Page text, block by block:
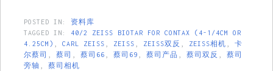
POSTED IN: 资料库
TAGGED IN: 40/2 ZEISS BIOTAR FOR CONTAX (4-1/4CM OR
4.25CM)
CARL ZEISS ZEISS ZEISS双反 ZEISS相机
卡
尔蔡司
蔡司 蔡司66 蔡司69 蔡司产品 蔡司双反
蔡司
旁轴
蔡司相机